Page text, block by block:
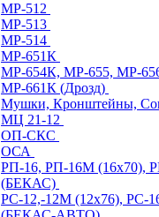
МР-512
МР-513
МР-514
МР-651К
МР-654К, МР-655, МР-
МР-661К (Дрозд)
Мушки, Кронштейны,
МЦ 21-12
ОП-СКС
ОСА
РП-16, РП-16М (16х70),
(БЕКАС)
РС-12,-12М (12х76), РС-